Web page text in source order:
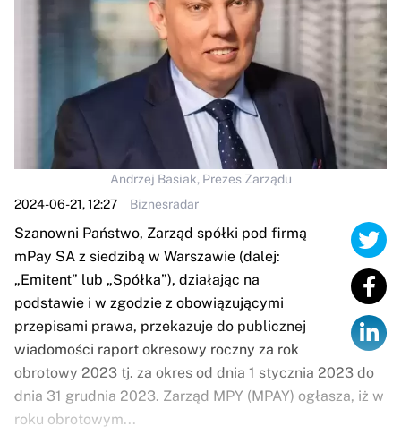
Andrzej Basiak, Prezes Zarządu
2024-06-21, 12:27
Biznesradar
Szanowni Państwo, Zarząd spółki pod firmą
mPay SA z siedzibą w Warszawie (dalej:
„Emitent” lub „Spółka”), działając na
podstawie i w zgodzie z obowiązującymi
przepisami prawa, przekazuje do publicznej
wiadomości raport okresowy roczny za rok
obrotowy 2023 tj. za okres od dnia 1 stycznia 2023 do
dnia 31 grudnia 2023. Zarząd MPY (MPAY) ogłasza, iż w
roku obrotowym...